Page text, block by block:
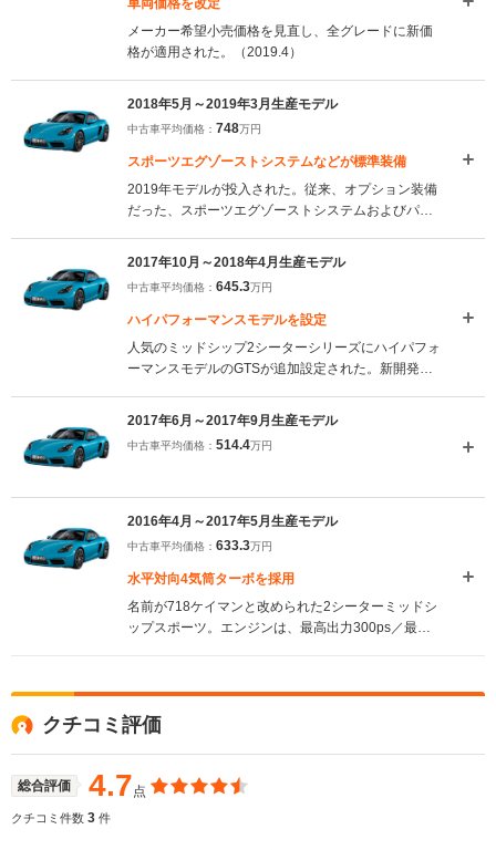
車両価格を改定
メーカー希望小売価格を見直し、全グレードに新価
格が適用された。（2019.4）
2018年5月～2019年3月生産モデル
中古車平均価格： 748万円
スポーツエグゾーストシステムなどが標準装備
2019年モデルが投入された。従来、オプション装備
だった、スポーツエグゾーストシステムおよびパー
（2018.5）
2017年10月～2018年4月生産モデル
中古車平均価格： 645.3万円
ハイパフォーマンスモデルを設定
人気のミッドシップ2シーターシリーズにハイパフォ
ーマンスモデルのGTSが追加設定された。新開発の
高出力は718S比＋15ps、旧GTS比で＋35psとなる
365psを発生する、2.5L水平対向4気筒ターボが採用
された。6速MTが標準で2ペダルのPDKはオプショ
2017年6月～2017年9月生産モデル
中古車平均価格： 514.4万円
2016年4月～2017年5月生産モデル
中古車平均価格： 633.3万円
水平対向4気筒ターボを採用
名前が718ケイマンと改められた2シーターミッドシ
ップスポーツ。エンジンは、最高出力300ps／最大
ずれもターボが装着されたことで、先代モデルより
25psの出力向上を果たした。シャシーは快適性の向
上とダイナミックなコーナリングを目指し刷新され
た。ブレーキも強化されたうえ、衝突や追突の衝撃
をエアバッグのセンサーが検知し自動ブレーキをか
ける、マルチコリジョンブレーキシステムが標準装
クチコミ評価
総合評価 4.7点
クチコミ件数 3 件